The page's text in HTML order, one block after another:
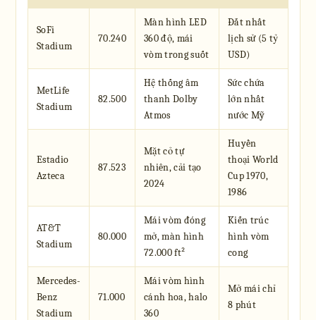
SoFi
Stadium
70.240
Màn hình LED
360 độ, mái
vòm trong suốt
Đắt nhất
lịch sử (5 tỷ
USD)
MetLife
Stadium
82.500
Hệ thống âm
thanh Dolby
Atmos
Sức chứa
lớn nhất
nước Mỹ
Estadio
Azteca
87.523
Mặt cỏ tự
nhiên, cải tạo
2024
Huyền
thoại World
Cup 1970,
1986
AT&T
Stadium
80.000
Mái vòm đóng
mở, màn hình
72.000 ft²
Kiến trúc
hình vòm
cong
Mercedes-
Benz
Stadium
71.000
Mái vòm hình
cánh hoa, halo
360
Mở mái chỉ
8 phút